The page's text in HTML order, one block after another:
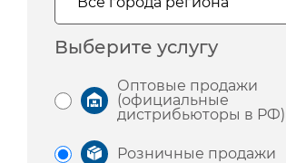
Выберите услугу
Оптовые продажи
(официальные
дистрибьюторы в РФ)
Розничные продажи